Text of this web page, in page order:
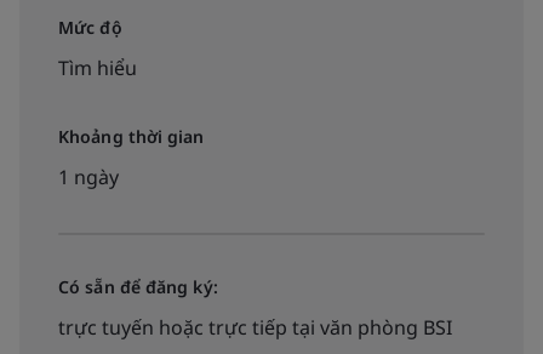
Mức độ
Tìm hiểu
Khoảng thời gian
1 ngày
Có sẵn để đăng ký:
trực tuyến hoặc trực tiếp tại văn phòng BSI